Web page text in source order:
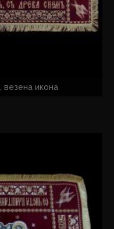
везена икона